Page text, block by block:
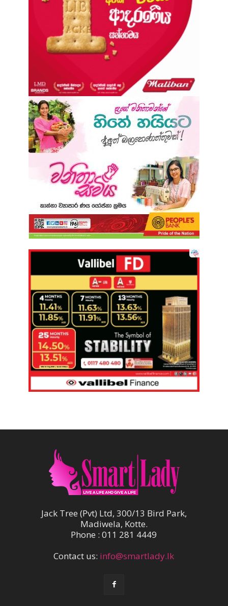
Jack Tree (Pvt) Ltd, 300/13 Bird Park,
Madiwela, Kotte.
Phone : 011 281 4449
Contact us: info@smartlady.lk